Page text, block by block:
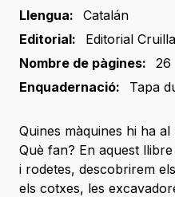
Llengua:
Catalán
Editorial:
Editorial
Nombre de pàgines:
26
Enquadernació:
Tapa
Quines màquines hi ha
Què fan? En aquest
i rodetes, descobrirem
els cotxes, les